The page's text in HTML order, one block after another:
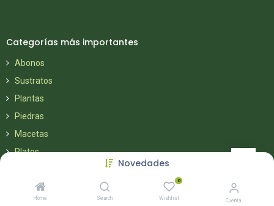
Novedades
Home Search
0
Wishlist Cuenta
Categorías más importantes
Abonos
Sustratos
Plantas
Piedras
Macetas
Platos